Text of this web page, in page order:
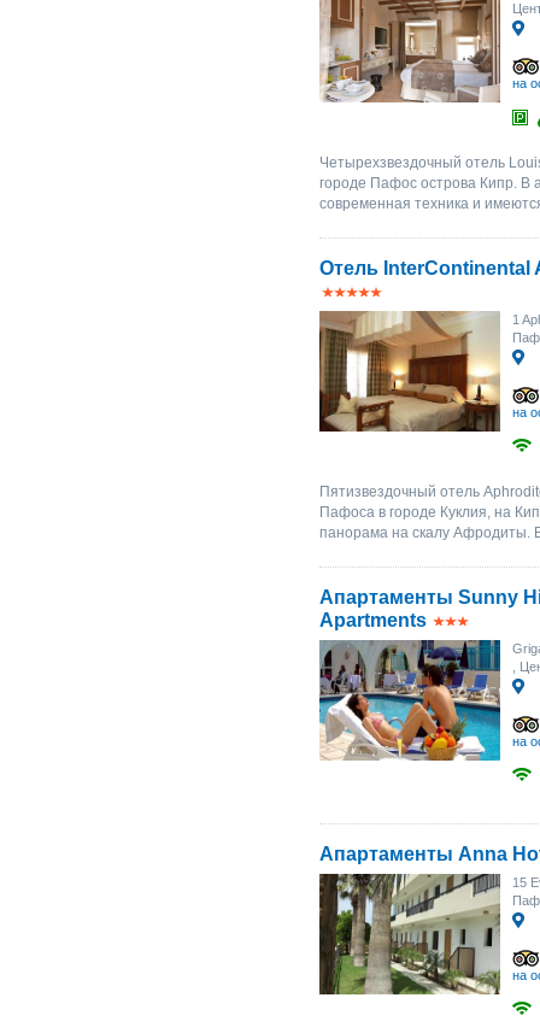
на
Четырехзвездочный отель
городе Пафос острова Кипр. В
современная техника и
Отель InterContinental
1
на
Пятизвездочный отель
Пафоса в городе Куклия, на
панорама на скалу Афродиты.
Апартаменты Sunny
Apartments
,
на
Апартаменты Anna
15
на